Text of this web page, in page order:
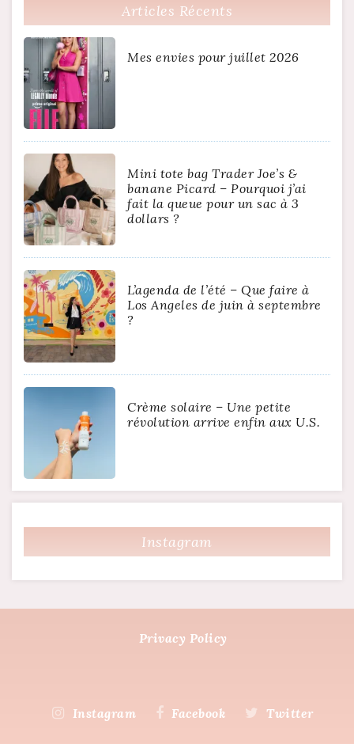
Articles Récents
Mes envies pour juillet 2026
Mini tote bag Trader Joe’s &
banane Picard – Pourquoi j’ai
fait la queue pour un sac à 3
dollars ?
L’agenda de l’été – Que faire à
Los Angeles de juin à septembre
?
Crème solaire – Une petite
révolution arrive enfin aux U.S.
Instagram
Privacy Policy
Instagram Facebook Twitter